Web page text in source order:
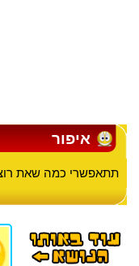
איפור
תתאפשרי כמה שאת